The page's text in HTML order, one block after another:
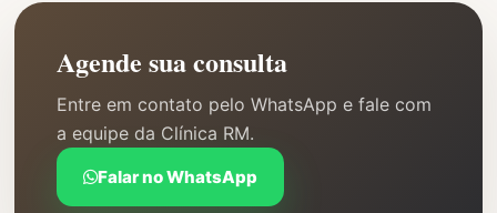
Agende sua consulta
Entre em contato pelo WhatsApp e fale com
a equipe da Clínica RM.
Falar no WhatsApp